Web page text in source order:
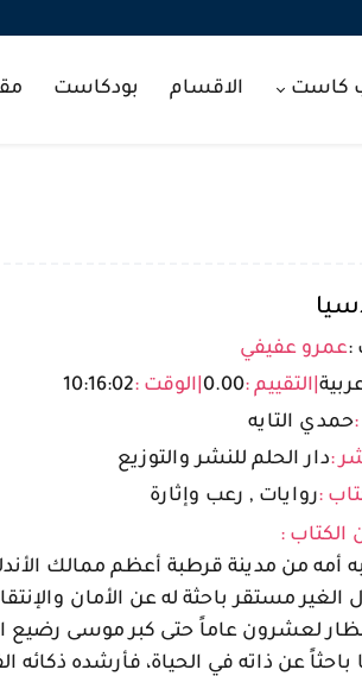
كاست الاقسام بودكاست
:عمرو عفيفي
التقييم :0.00 الوقت :10:16:02
حمدي التايه
:دار الحلم للنشر والتوزيع
:روايات , رعب وإثارة
الكتاب :
أمه من مدينة قرطبة أعظم ممالك
الغير مستقر باحثة له عن الأمان
لعشرون عاماً حتى كبر موسى
باحثاً عن ذاته في الحياة، فأرشده ذكائه